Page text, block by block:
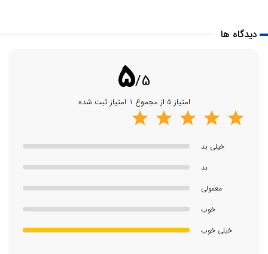
دیدگاه ها
5/5
امتیاز 5 از مجموع 1 امتیاز ثبت شده
خیلی بد
بد
معمولی
خوب
خیلی خوب